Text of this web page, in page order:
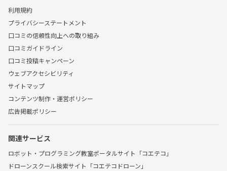
利用規約
プライバシーステートメント
口コミの信頼性向上への取り組み
口コミガイドライン
口コミ投稿キャンペーン
ウェブアクセシビリティ
サイトマップ
コンテンツ制作・運営ポリシー
広告掲載ポリシー
関連サービス
ロボット・プログラミング教室ポータルサイト「コエテコ」
ドローンスクール検索サイト「コエテコドローン」